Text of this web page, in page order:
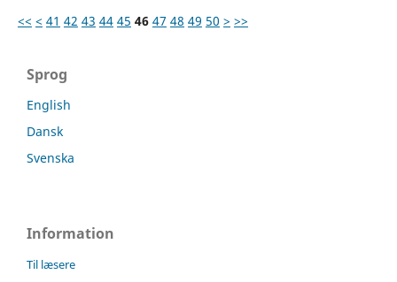
<< < 41 42 43 44 45 46 47 48 49 50 > >>
Sprog
English
Dansk
Svenska
Information
Til læsere